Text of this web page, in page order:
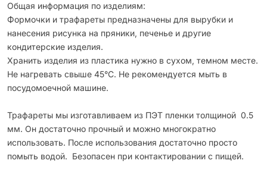
Общая информация по изделиям:
Формочки и трафареты предназначены для вырубки и
нанесения рисунка на пряники, печенье и другие
кондитерские изделия.
Хранить изделия из пластика нужно в сухом, темном месте.
Не нагревать свыше 45°С. Не рекомендуется мыть в
посудомоечной машине.
Трафареты мы изготавливаем из ПЭТ пленки толщиной 0.5
мм. Он достаточно прочный и можно многократно
использовать. После использования достаточно просто
помыть водой. Безопасен при контактировании с пищей.